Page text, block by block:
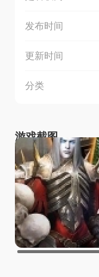
发布时间
更新时间
分类
游戏截图